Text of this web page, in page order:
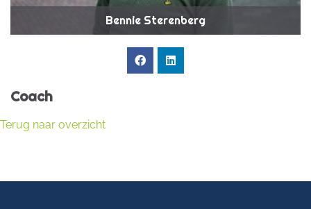
Bennie Sterenberg
Coach
Terug naar overzicht